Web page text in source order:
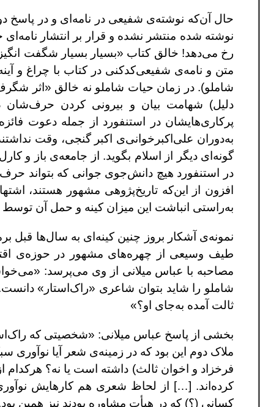
نوشته شده منتشر نشده و قرار بر انتشار
رخ می‌دهد! خالق کتاب «بسیار ‌بسیار شگفت
شاملو). در زمان حیات شاملو نه خالق «اثر
دلیل) شهامت بیان و بیرونی‌ کردن حرف‌شان
پرکاری‌هایشان در استنفورد از جمله دعوت
به‌دوران علی‌‌اکبر‌‌خوانی‌ی اکبر گنجی، وقت
گونه‌ای دیگر از اسلام بگوید. از جامعه‌ی باز و
در استنفورد هیچ دانش‌جوی جوانی که بتواند حرف
افزون از این‌که تاریخ‌پژوهی مشهور هستند،
به‌راستی انباشت این میزان کینه و حمل آن
نمونه‌ی آشکار بروز چنین کینه‌ای به سال‌ها قبل
مصاحبه با عباس میلانی از وی می‌پرسد:
شاملو را شاید بتوان شاعری «راک‌استار»
ثالت آمده به‌جای او؟»
بخشی از پاسخ عباس میلانی: «شخصیتی که
ملاک دوم این بود که در زمینه‌ی شعر آیا نوآوری
فرخزاد و اخوان ثالث) داشته است یا نه؟ هرکدام
کرده‌اند. […] از لحاظ شعری هم کارهایش نوآوری
کسانی (؟) که در هیأت مشاوره بودند نیز همین